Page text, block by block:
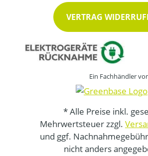
VERTRAG
Ein Fachhändler
* Alle Preise inkl.
Mehrwertsteuer zzgl.
und ggf.
nicht anders